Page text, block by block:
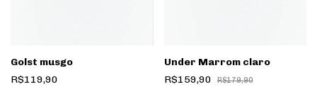
Golst musgo
R$119,90
Under Marrom claro
R$159,90
R$179,90